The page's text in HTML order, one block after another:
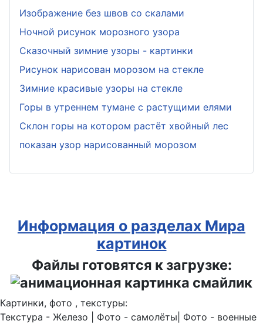
Изображение без швов со скалами
Ночной рисунок морозного узора
Сказочный зимние узоры - картинки
Рисунок нарисован морозом на стекле
Зимние красивые узоры на стекле
Горы в утреннем тумане с растущими елями
Склон горы на котором растёт хвойный лес
показан узор нарисованный морозом
Информация о разделах Мира
картинок
Файлы готовятся к загрузке:
Картинки, фото , текстуры:
Текстура - Железо | Фото - самолёты| Фото - военные